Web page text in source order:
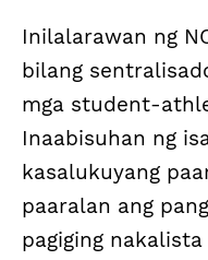
Inilalarawan ng
bilang
mga student-
Inaabisuhan ng
kasalukuyang
paaralan ang
pagiging